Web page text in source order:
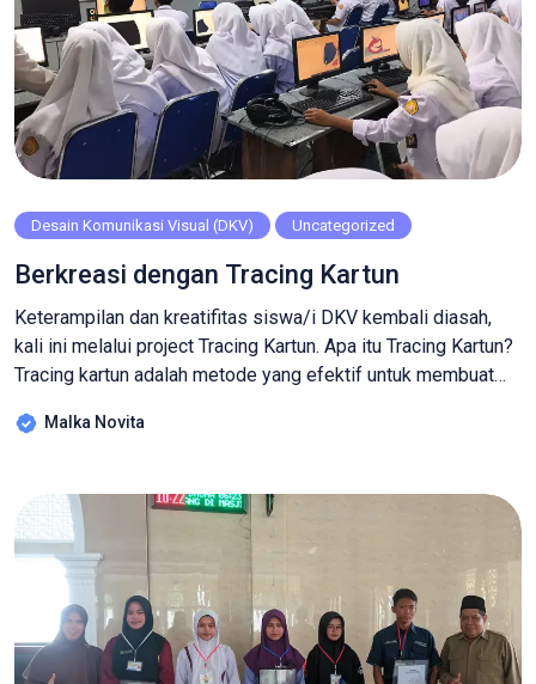
Desain Komunikasi Visual (DKV) Uncategorized
Berkreasi dengan Tracing Kartun
Keterampilan dan kreatifitas siswa/i DKV kembali diasah,
kali ini melalui project Tracing Kartun. Apa itu Tracing Kartun?
Tracing kartun adalah metode yang efektif untuk membuat
Disini siswa mendapat keterampilan teknikal, yaitu teknik
dan mengedit gambar dengan presisi tinggi yang sangat
mempengaruhi hasil […]
Malka Novita